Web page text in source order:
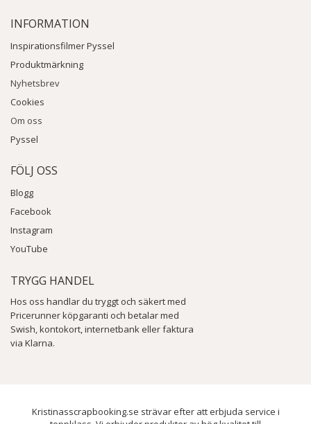
INFORMATION
Inspirationsfilmer Pyssel
Produktmärkning
Nyhetsbrev
Cookies
Om oss
Pyssel
FÖLJ OSS
Blogg
Facebook
Instagram
YouTube
TRYGG HANDEL
Hos oss handlar du tryggt och säkert med
Pricerunner köpgaranti och betalar med
Swish, kontokort, internetbank eller faktura
via Klarna.
Kristinasscrapbooking.se strävar efter att erbjuda service i